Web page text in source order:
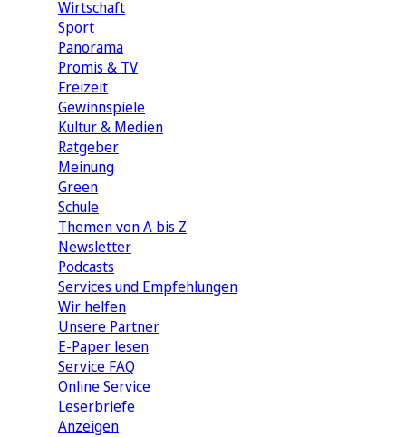
Wirtschaft
Sport
Panorama
Promis & TV
Freizeit
Gewinnspiele
Kultur & Medien
Ratgeber
Meinung
Green
Schule
Themen von A bis Z
Newsletter
Podcasts
Services und Empfehlungen
Wir helfen
Unsere Partner
E-Paper lesen
Service FAQ
Online Service
Leserbriefe
Anzeigen